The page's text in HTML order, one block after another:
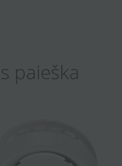
paieška